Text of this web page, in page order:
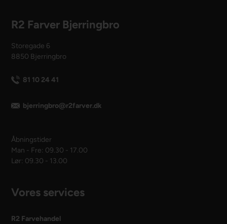
R2 Farver Bjerringbro
Storegade 6
8850 Bjerringbro
81 10 24 41
bjerringbro@r2farver.dk
Åbningstider
Man - Fre: 09.30 - 17.00
Lør: 09.30 - 13.00
Vores services
R2 Farvehandel